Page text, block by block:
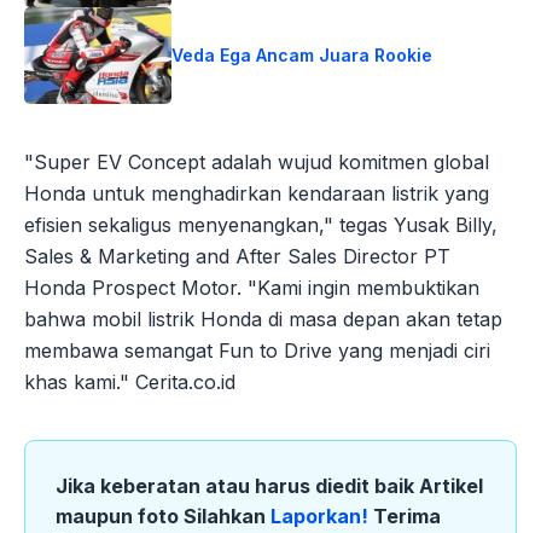
Veda Ega Ancam Juara Rookie
"Super EV Concept adalah wujud komitmen global
Honda untuk menghadirkan kendaraan listrik yang
efisien sekaligus menyenangkan," tegas Yusak Billy,
Sales & Marketing and After Sales Director PT
Honda Prospect Motor. "Kami ingin membuktikan
bahwa mobil listrik Honda di masa depan akan tetap
membawa semangat Fun to Drive yang menjadi ciri
khas kami." Cerita.co.id
Jika keberatan atau harus diedit baik Artikel
maupun foto Silahkan Laporkan! Terima